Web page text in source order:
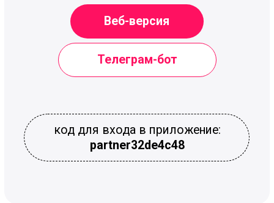
код для входа в приложение:
partner32de4c48